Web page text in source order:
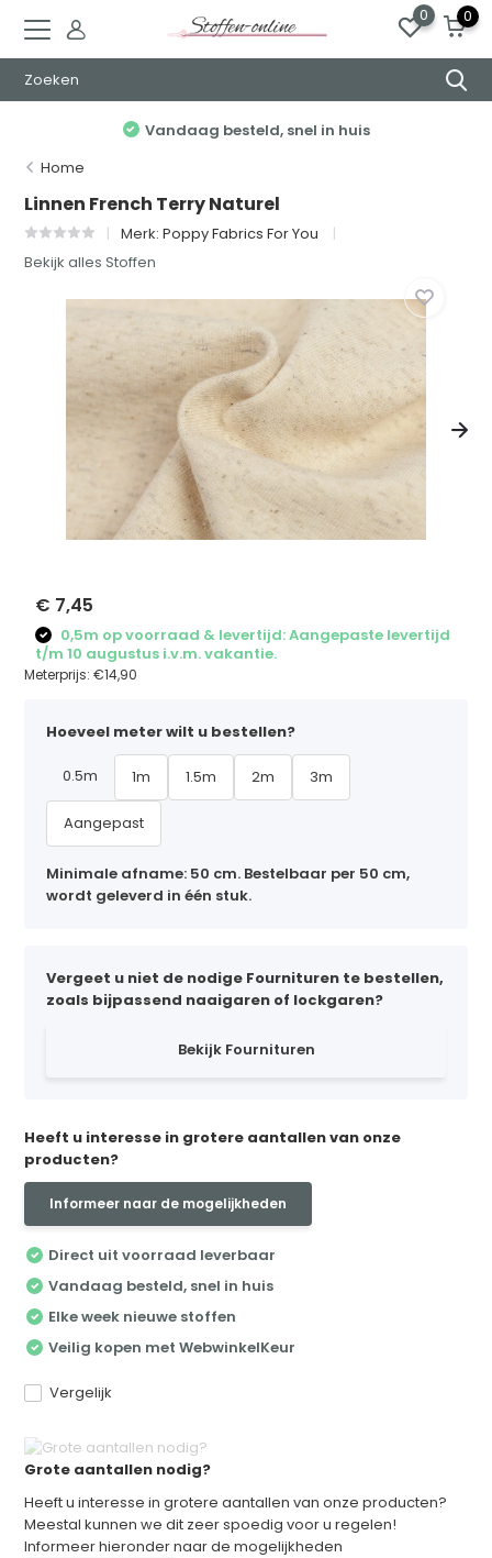
0 0
Elke week nieuwe stoffen
Home
Linnen French Terry Naturel
Merk:Poppy Fabrics For You
Bekijk alles Stoffen
€ 7,45
0,5m op voorraad & levertijd: Aangepaste levertijd
t/m 10 augustus i.v.m. vakantie.
Meterprijs:€14,90
Hoeveel meter wilt u bestellen?
0.5m 1m 1.5m 2m 3m
Aangepast
Minimale afname: 50 cm. Bestelbaar per 50 cm,
wordt geleverd in één stuk.
Vergeet u niet de nodige Fournituren te bestellen,
zoals bijpassend naaigaren of lockgaren?
Bekijk Fournituren
Heeft u interesse in grotere aantallen van onze
producten?
Informeer naar de mogelijkheden
Direct uit voorraad leverbaar
Vandaag besteld, snel in huis
Elke week nieuwe stoffen
Veilig kopen met WebwinkelKeur
Vergelijk
Grote aantallen nodig?
Heeft u interesse in grotere aantallen van onze producten?
Meestal kunnen we dit zeer spoedig voor u regelen!
Informeer hieronder naar de mogelijkheden